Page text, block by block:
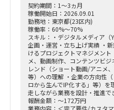
契約期間：1～3ヵ月
稼働開始日：2026.09.01
勤務地：東京都(23区内)
稼働率：60%～70%
スキル：・デジタルメディア（
企画・運営・立ち上げ実績 ・
けるプロジェクトマネジメン
メ、動画制作、コンテンツビ
レンド（ショート動画/アニメ
等）への理解 ・企業の方向性
ロから生んでIP化する」等）
走しながら業務を設計・推進で
報酬金額：～172万円
業務内容：＜完了要件/カスタ